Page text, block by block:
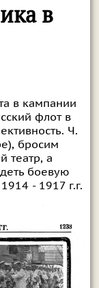
в
в кампании
флот в
Ч.
), бросим
театр, а
боевую
- 1917 г.г.